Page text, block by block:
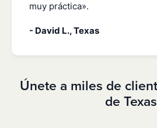
muy práctica».
- David L., Texas
Únete a miles de
de Texas